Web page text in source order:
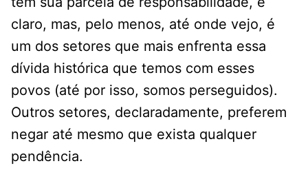
claro, mas, pelo menos, até onde vejo, é
um dos setores que mais enfrenta essa
dívida histórica que temos com esses
povos (até por isso, somos perseguidos).
Outros setores, declaradamente, preferem
negar até mesmo que exista qualquer
pendência.